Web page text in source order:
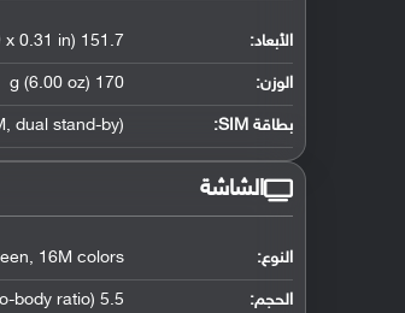
الأبعاد: 151.7 x 76 x 7.8 mm (5.97 x 2.99 x 0.31 in)
الوزن: 170 g (6.00 oz)
بطاقة SIM: dual stand-by)
الشاشة
النوع: 16M colors
الحجم: 5.5 inches (~72.3% screen-to-body ratio)